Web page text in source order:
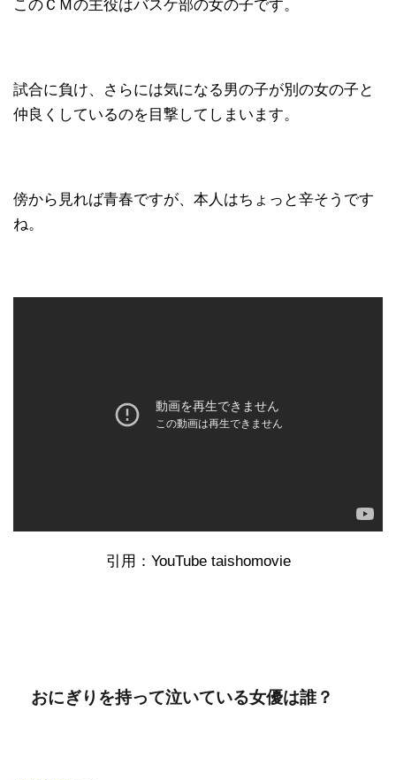
このＣＭの主役はバスケ部の女の子です。
試合に負け、さらには気になる男の子が別の女の子と
仲良くしているのを目撃してしまいます。
傍から見れば青春ですが、本人はちょっと辛そうです
ね。
引用：YouTube taishomovie
おにぎりを持って泣いている女優は誰？